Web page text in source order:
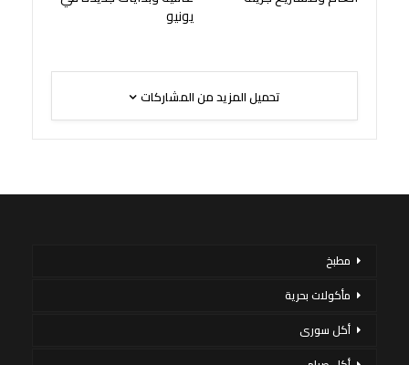
يونيو
تحميل المزيد من المشاركات
مطبخ
مأكولات بحرية
أكل سورى